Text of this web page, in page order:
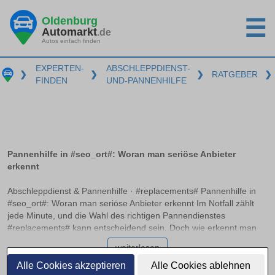
Alle Cookies akzeptieren Alle Cookies ablehnen
Oldenburg
Automarkt.de
Autos einfach finden ☰
❯
EXPERTEN-
FINDEN
❯
ABSCHLEPPDIENST-
UND-PANNENHILFE
❯ RATGEBER ❯
Pannenhilfe in #seo_ort#: Woran man seriöse Anbieter
erkennt
Abschleppdienst & Pannenhilfe · #replacements# Pannenhilfe in
#seo_ort#: Woran man seriöse Anbieter erkennt Im Notfall zählt
jede Minute, und die Wahl des richtigen Pannendienstes
#replacements# kann entscheidend sein. Doch wie erkennt man
einen seriösen Anbieter, der professionell und zuverlässig handelt?
Dieser Artikel bietet klare Orientierung und hilft Ihnen dabei, im
Ernstfall schnell und richtig zu entscheiden, ohne böse
weiterlesen